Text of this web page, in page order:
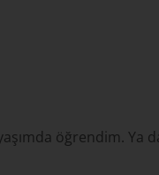
öğrendim. Ya